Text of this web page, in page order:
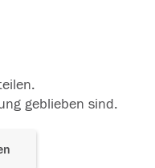
geblieben sind.